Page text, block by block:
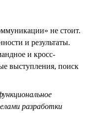
не стоит.
и результаты.
и кросс-
выступления, поиск
разработки